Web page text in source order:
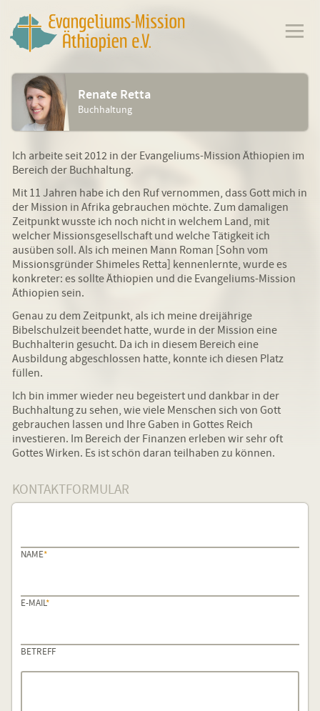
Renate Retta
Buchhaltung
Ich arbeite seit 2012 in der Evangeliums-Mission Äthiopien im
Bereich der Buchhaltung.
Mit 11 Jahren habe ich den Ruf vernommen, dass Gott mich in
der Mission in Afrika gebrauchen möchte. Zum damaligen
Zeitpunkt wusste ich noch nicht in welchem Land, mit
welcher Missionsgesellschaft und welche Tätigkeit ich
ausüben soll. Als ich meinen Mann Roman [Sohn vom
Missionsgründer Shimeles Retta] kennenlernte, wurde es
konkreter: es sollte Äthiopien und die Evangeliums-Mission
Äthiopien sein.
Genau zu dem Zeitpunkt, als ich meine dreijährige
Bibelschulzeit beendet hatte, wurde in der Mission eine
Buchhalterin gesucht. Da ich in diesem Bereich eine
Ausbildung abgeschlossen hatte, konnte ich diesen Platz
füllen.
Ich bin immer wieder neu begeistert und dankbar in der
Buchhaltung zu sehen, wie viele Menschen sich von Gott
gebrauchen lassen und Ihre Gaben in Gottes Reich
investieren. Im Bereich der Finanzen erleben wir sehr oft
Gottes Wirken. Es ist schön daran teilhaben zu können.
KONTAKTFORMULAR
PFLICHTFELD
NAME*
PFLICHTFELD
E-MAIL*
BETREFF